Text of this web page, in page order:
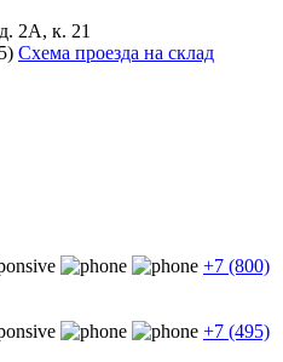
2А, к. 21
Схема проезда на склад
+7 (800)
+7 (495)